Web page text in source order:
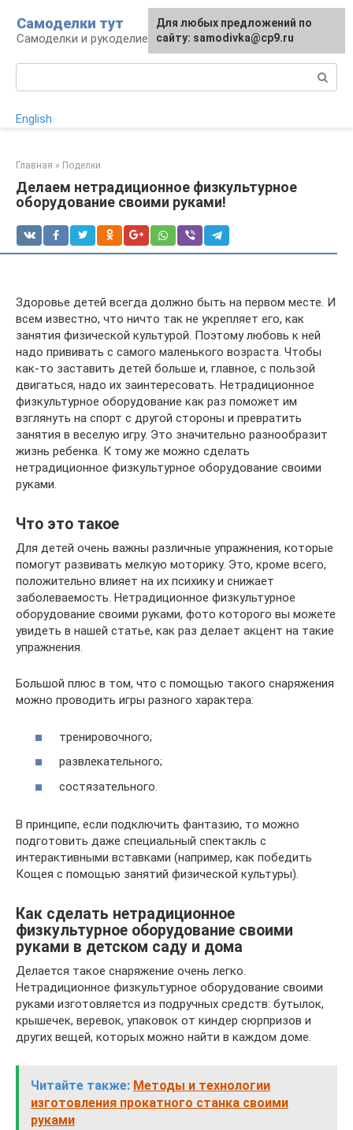
контенту
Самоделки тут
Самоделки и рукоделие для дома и участка
English
Главная » Поделки
Делаем нетрадиционное физкультурное
оборудование своими руками!
Здоровье детей всегда должно быть на первом месте. И
всем известно, что ничто так не укрепляет его, как
занятия физической культурой. Поэтому любовь к ней
надо прививать с самого маленького возраста. Чтобы
как-то заставить детей больше и, главное, с пользой
двигаться, надо их заинтересовать. Нетрадиционное
физкультурное оборудование как раз поможет им
взглянуть на спорт с другой стороны и превратить
занятия в веселую игру. Это значительно разнообразит
жизнь ребенка. К тому же можно сделать
нетрадиционное физкультурное оборудование своими
руками.
Что это такое
Для детей очень важны различные упражнения, которые
помогут развивать мелкую моторику. Это, кроме всего,
положительно влияет на их психику и снижает
заболеваемость. Нетрадиционное физкультурное
оборудование своими руками, фото которого вы можете
увидеть в нашей статье, как раз делает акцент на такие
упражнения.
Большой плюс в том, что с помощью такого снаряжения
можно проводить игры разного характера:
тренировочного;
развлекательного;
состязательного.
В принципе, если подключить фантазию, то можно
подготовить даже специальный спектакль с
интерактивными вставками (например, как победить
Кощея с помощью занятий физической культуры).
Как сделать нетрадиционное
физкультурное оборудование своими
руками в детском саду и дома
Делается такое снаряжение очень легко.
Нетрадиционное физкультурное оборудование своими
руками изготовляется из подручных средств: бутылок,
крышечек, веревок, упаковок от киндер сюрпризов и
других вещей, которых можно найти в каждом доме.
Читайте также: Методы и технологии
изготовления прокатного станка своими
руками
Для любых предложений по
сайту: samodivka@cp9.ru